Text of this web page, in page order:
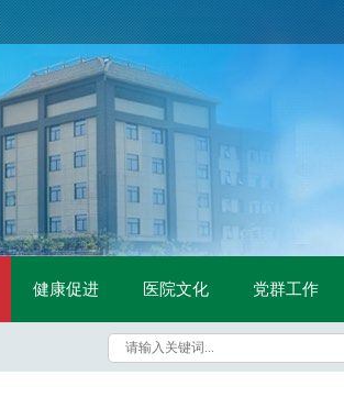
健康促进 医院文化 党群工作